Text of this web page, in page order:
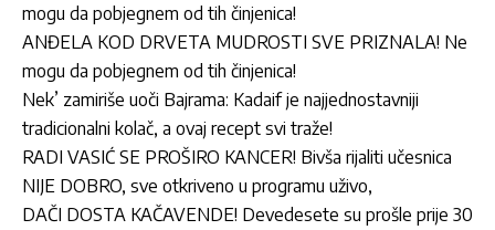
mogu da pobjegnem od tih činjenica!
ANĐELA KOD DRVETA MUDROSTI SVE PRIZNALA! Ne
mogu da pobjegnem od tih činjenica!
Nek’ zamiriše uoči Bajrama: Kadaif je najjednostavniji
tradicionalni kolač, a ovaj recept svi traže!
RADI VASIĆ SE PROŠIRO KANCER! Bivša rijaliti učesnica
NIJE DOBRO, sve otkriveno u programu uživo,
DAČI DOSTA KAČAVENDE! Devedesete su prošle prije 30